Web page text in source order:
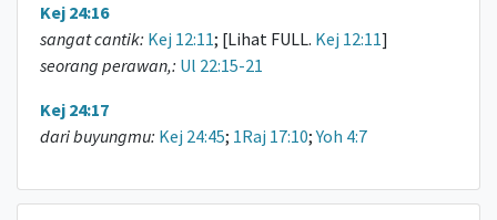
Kej 24:16
sangat cantik: Kej 12:11; [Lihat FULL. Kej 12:11]
seorang perawan,: Ul 22:15-21
Kej 24:17
dari buyungmu: Kej 24:45; 1Raj 17:10;Yoh 4:7